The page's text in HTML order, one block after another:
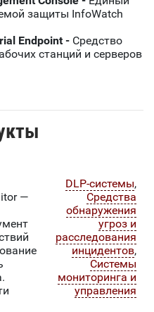
защиты InfoWatch
Endpoint - Cредство
станций и серверов
—
DLP-системы,
Средства
обнаружения
угроз и
расследования
инцидентов,
Системы
мониторинга и
управления